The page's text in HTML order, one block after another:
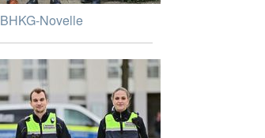
BHKG-Novelle